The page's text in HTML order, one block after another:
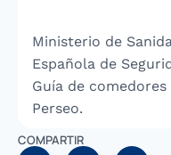
Ministerio de
Española de
Guía de
Perseo.
COMPARTIR